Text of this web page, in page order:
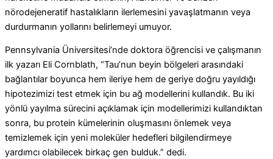
nörodejeneratif hastalıkların ilerlemesini yavaşlatmanın veya
durdurmanın yollarını belirlemeyi umuyor.
Pennsylvania Üniversitesi’nde doktora öğrencisi ve çalışmanın
ilk yazarı Eli Cornblath, “Tau’nun beyin bölgeleri arasındaki
bağlantılar boyunca hem ileriye hem de geriye doğru yayıldığı
hipotezimizi test etmek için bu ağ modellerini kullandık. Bu iki
yönlü yayılma sürecini açıklamak için modellerimizi kullandıktan
sonra, bu protein kümelerinin oluşmasını önlemek veya
temizlemek için yeni moleküler hedefleri bilgilendirmeye
yardımcı olabilecek birkaç gen bulduk.” dedi.